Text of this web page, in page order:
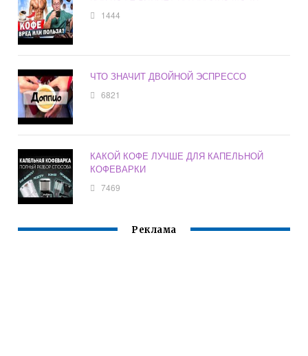
1444
ЧТО ЗНАЧИТ ДВОЙНОЙ ЭСПРЕССО
6821
КАКОЙ КОФЕ ЛУЧШЕ ДЛЯ КАПЕЛЬНОЙ
КОФЕВАРКИ
7469
Реклама